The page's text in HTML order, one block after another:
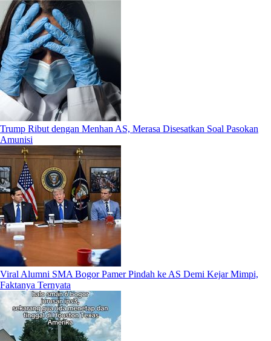
Trump Ribut dengan Menhan AS, Merasa Disesatkan Soal Pasokan
Amunisi
Viral Alumni SMA Bogor Pamer Pindah ke AS Demi Kejar Mimpi,
Faktanya Ternyata